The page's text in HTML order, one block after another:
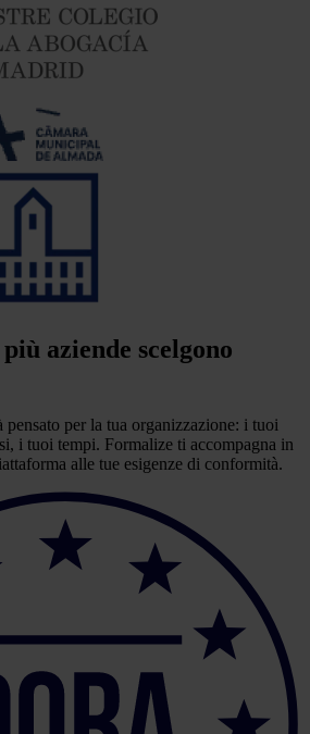
aziende scelgono
per la tua organizzazione: i tuoi
i tuoi tempi. Formalize ti accompagna in
alle tue esigenze di conformità.